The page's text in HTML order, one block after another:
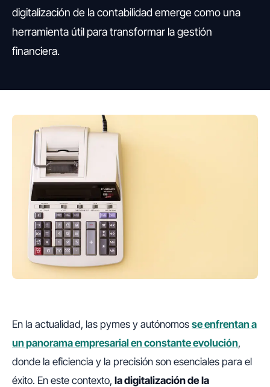
digitalización de la contabilidad emerge como una
herramienta útil para transformar la gestión
financiera.
En la actualidad, las pymes y autónomos se enfrentan a
un panorama empresarial en constante evolución,
donde la eficiencia y la precisión son esenciales para el
éxito. En este contexto, la digitalización de la